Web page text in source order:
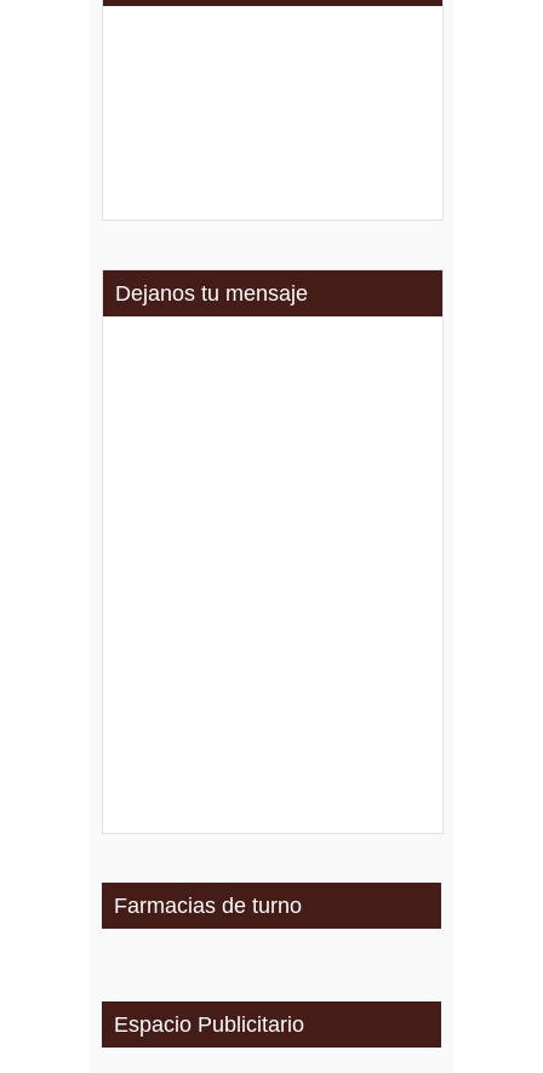
Dejanos tu mensaje
Farmacias de turno
Espacio Publicitario